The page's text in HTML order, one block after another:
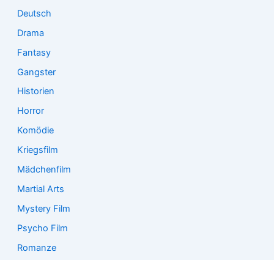
Deutsch
Drama
Fantasy
Gangster
Historien
Horror
Komödie
Kriegsfilm
Mädchenfilm
Martial Arts
Mystery Film
Psycho Film
Romanze